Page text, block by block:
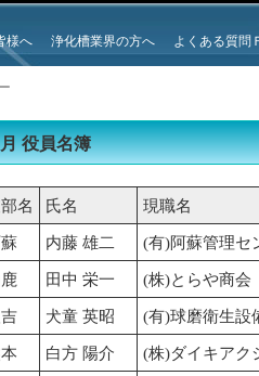
様へ 浄化槽業界の方へ よくある質問
役員名簿
名 氏名
現職名
内藤 雄二
(有)阿蘇管理セ
田中 栄一
(株)とらや商会
犬童 英昭
(有)球磨衛生設
白方 陽介
(株)ダイキアク